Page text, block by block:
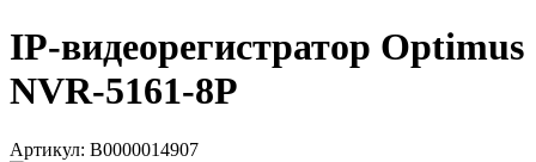
IP-видеорегистратор Optimus
NVR-5161-8P
Артикул: В0000014907